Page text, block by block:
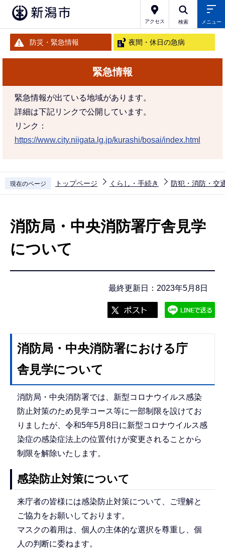
アクセス 検索 メニュー
防災・緊急情報 夜間・休日の急病
緊急情報
緊急情報が出ている地域があります。
詳細は下記リンクで公開しています。
リンク：
https://www.city.niigata.lg.jp/kurashi/bosai/index.html
現在のページ トップページ くらし・手続き 防犯・消防・交
消防局・中央消防署庁舎見学
について
最終更新日：2023年5月8日
消防局・中央消防署における庁
舎見学について
消防局・中央消防署では、新型コロナウイルス感染
防止対策のため見学コース等に一部制限を設けてお
りましたが、令和5年5月8日に新型コロナウイルス感
染症の感染症法上の位置付けが変更されることから
制限を解除いたします。
感染防止対策について
来庁者の皆様には感染防止対策について、ご理解と
ご協力をお願いしております。
マスクの着用は、個人の主体的な選択を尊重し、個
人の判断に委ねます。